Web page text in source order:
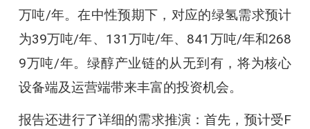
万吨/年。在中性预期下，对应的绿氢需求预计
为39万吨/年、131万吨/年、841万吨/年和268
9万吨/年。绿醇产业链的从无到有，将为核心
设备端及运营端带来丰富的投资机会。
报告还进行了详细的需求推演：首先，预计受F